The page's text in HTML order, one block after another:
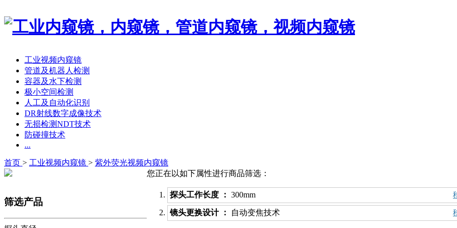
工业视频内窥镜
管道及机器人检测
容器及水下检测
极小空间检测
人工及自动化识别
DR射线数字成像技术
无损检测NDT技术
防碰撞技术
...
首页 > 工业视频内窥镜 > 紫外荧光视频内窥镜
筛选产品
您正在以如下属性进行商品筛选：
探头工作长度 ： 300mm
镜头更换设计 ： 自动变焦技术